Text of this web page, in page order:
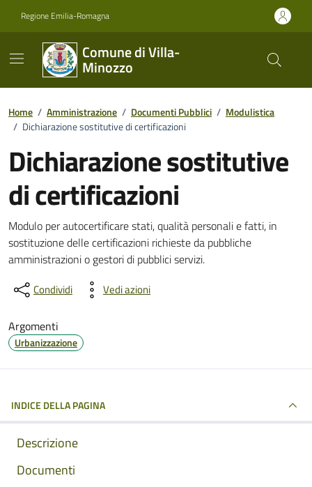
Regione Emilia-Romagna
Comune di Villa-
Minozzo
Home / Amministrazione / Documenti Pubblici / Modulistica
/ Dichiarazione sostitutive di certificazioni
Dichiarazione sostitutive
di certificazioni
Dettagli del documento
Modulo per autocertificare stati, qualità personali e fatti, in
sostituzione delle certificazioni richieste da pubbliche
amministrazioni o gestori di pubblici servizi.
Condividi Vedi azioni
Argomenti
Urbanizzazione
INDICE DELLA PAGINA
Descrizione
Documenti